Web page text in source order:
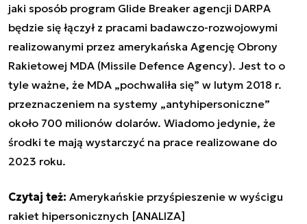
jaki sposób program Glide Breaker agencji DARPA
będzie się łączył z pracami badawczo-rozwojowymi
realizowanymi przez amerykańska Agencję Obrony
Rakietowej MDA (Missile Defence Agency). Jest to o
tyle ważne, że MDA „pochwaliła się” w lutym 2018 r.
przeznaczeniem na systemy „antyhipersoniczne”
około 700 milionów dolarów. Wiadomo jedynie, że
środki te mają wystarczyć na prace realizowane do
2023 roku.
Czytaj też: Amerykańskie przyśpieszenie w wyścigu
rakiet hipersonicznych [ANALIZA]